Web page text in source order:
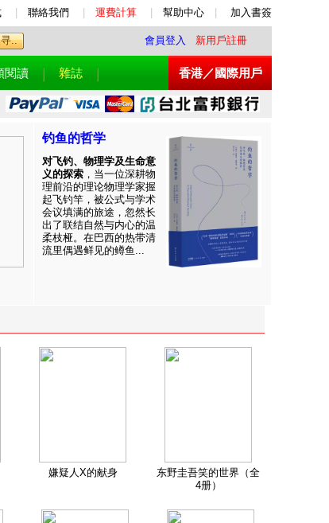
聯絡我們 運費計算 幫助中心 加入書簽
會員登入 新用戶註冊
閱讀 雜誌 香港／國際用戶
钓鱼的哲学
对飞钓、物理学及生命意
义的探索 ，当一位深耕物
理前沿的理论物理学家握
起飞钓竿，被公式与学术
会议填满的旅途，忽然长
出了联结自然与内心的温
柔枝桠。在巴西的热带清
流里偶遇鲜见的鳟鱼...
嫌疑人X的献身
东野圭吾笑的世界（全
4册）